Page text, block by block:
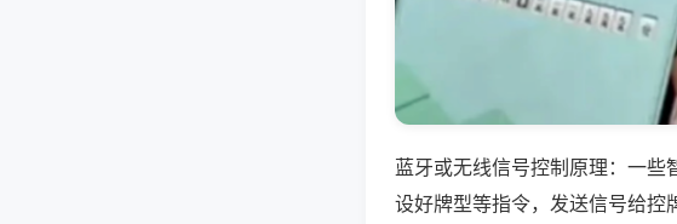
蓝牙或无线信号控制原理：一
设好牌型等指令，发送信号给控